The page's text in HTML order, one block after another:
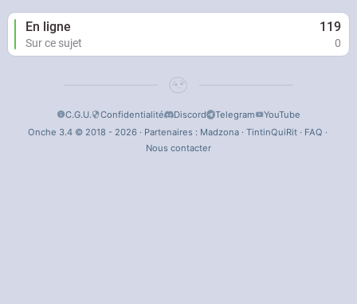
En ligne 119
Sur ce sujet 0
C.G.U. Confidentialité Discord Telegram
YouTube
Onche 3.4 © 2018 - 2026 · Partenaires : Madzona· TintinQuiRit· FAQ ·
Nous contacter